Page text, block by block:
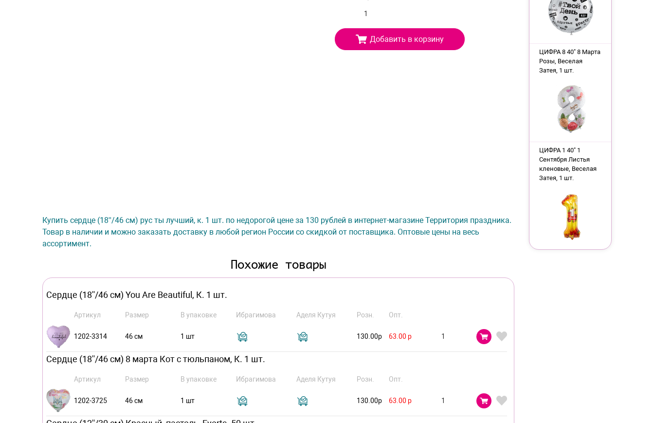
Добавить в корзину
Купить сердце (18''/46 см) рус ты лучший, к. 1 шт. по недорогой цене за 130 рублей в интернет-магазине Территория праздника.
Товар в наличии и можно заказать доставку в любой регион России со скидкой от поставщика. Оптовые цены на весь
ассортимент.
Похожие товары
Сердце (18''/46 см) You Are Beautiful, К. 1 шт.
Артикул Размер В упаковке Ибрагимова Аделя Кутуя Розн. Опт.
1202-3314 46 см 1 шт 130.00р 63.00 р
Сердце (18''/46 см) 8 марта Кот с тюльпаном, К. 1 шт.
Артикул Размер В упаковке Ибрагимова Аделя Кутуя Розн. Опт.
1202-3725 46 см 1 шт 130.00р 63.00 р
ЦИФРА 8 40" 8 Марта
Розы, Веселая
Затея, 1 шт.
ЦИФРА 1 40" 1
Сентября Листья
кленовые, Веселая
Затея, 1 шт.